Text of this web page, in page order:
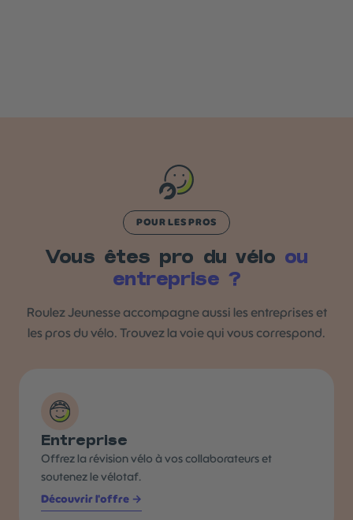
POUR LES PROS
Vous êtes pro du vélo ou
entreprise ?
Roulez Jeunesse accompagne aussi les entreprises et
les pros du vélo. Trouvez la voie qui vous correspond.
Entreprise
Offrez la révision vélo à vos collaborateurs et
soutenez le vélotaf.
Découvrir l'offre →